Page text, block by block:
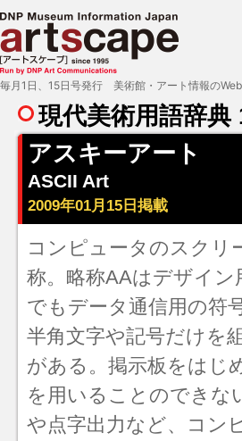
現代美術用語辞典
アスキーアート
ASCII Art
2009年01月15日掲載
コンピュータのスクリ
称。略称AAはデザイ
でもデータ通信用の符
半角文字や記号だけを
がある。掲示板をはじ
を用いることのできな
や点字出力など、コン
毎月1日、15日号発行 美術館・アート情報の